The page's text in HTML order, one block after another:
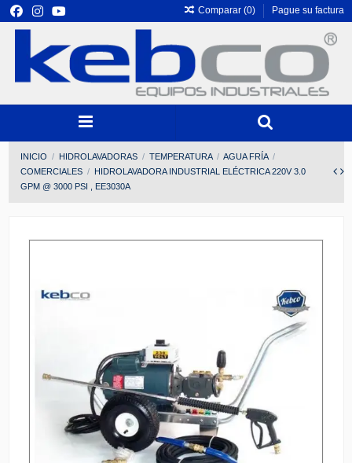
Comparar (0) Pague su factura
INICIO HIDROLAVADORAS TEMPERATURA
AGUA FRÍA
COMERCIALES
HIDROLAVADORA INDUSTRIAL ELÉCTRICA 220V 3.0
GPM @ 3000 PSI , EE3030A